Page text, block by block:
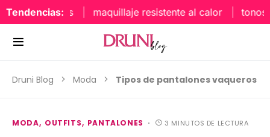
Tendencias: maquillaje resistente al calor tonos
Druni Blog Moda Tipos de pantalones vaqueros
MODA OUTFITS PANTALONES 3 MINUTOS DE LECTURA